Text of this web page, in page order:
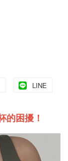
LINE
的困擾！